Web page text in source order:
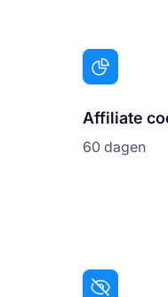
Affiliate
60 dagen